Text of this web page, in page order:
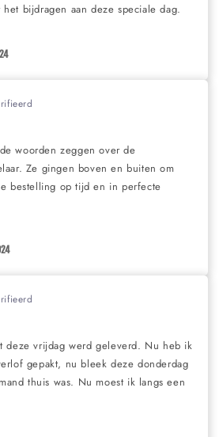
het bijdragen aan deze speciale dag.
woorden zeggen over de
Ze gingen boven en buiten om
bestelling op tijd en in perfecte
deze vrijdag werd geleverd. Nu heb ik
gepakt, nu bleek deze donderdag
thuis was. Nu moest ik langs een